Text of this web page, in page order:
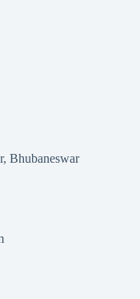
Bhubaneswar